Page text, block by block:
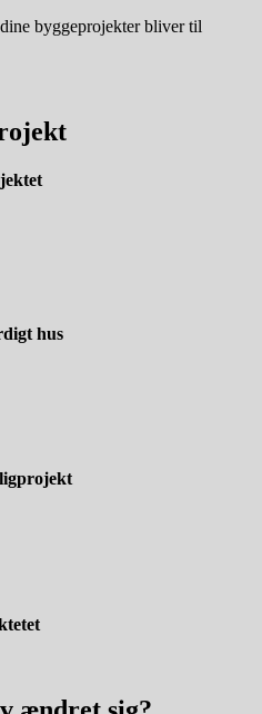
byggeprojekter bliver til
hus